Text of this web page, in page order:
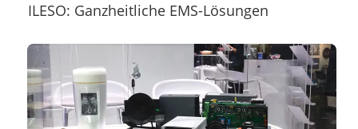
ILESO: Ganzheitliche EMS-Lösungen